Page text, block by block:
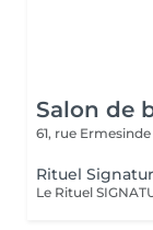
Salon de
61, rue Ermesinde
Rituel